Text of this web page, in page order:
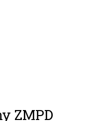
ZMPD